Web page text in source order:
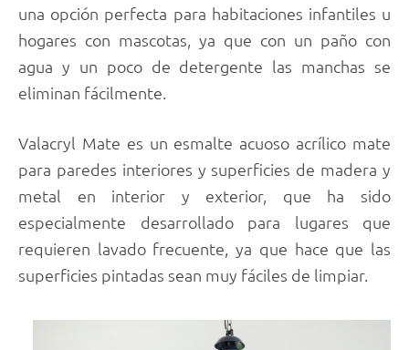
una opción perfecta para habitaciones infantiles u
hogares con mascotas, ya que con un paño con
agua y un poco de detergente las manchas se
eliminan fácilmente.
Valacryl Mate es un esmalte acuoso acrílico mate
para paredes interiores y superficies de madera y
metal en interior y exterior, que ha sido
especialmente desarrollado para lugares que
requieren lavado frecuente, ya que hace que las
superficies pintadas sean muy fáciles de limpiar.